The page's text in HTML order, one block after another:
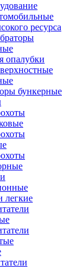
ресурса
опалубки
бункерные
легкие